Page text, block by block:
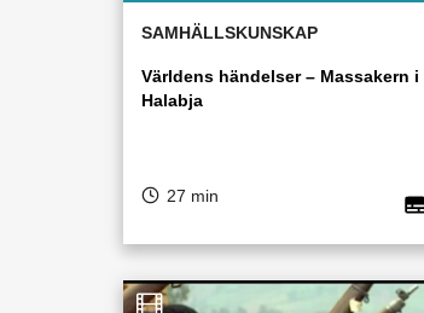
SAMHÄLLSKUNSKAP
Världens händelser – Massakern i
Halabja
27 min